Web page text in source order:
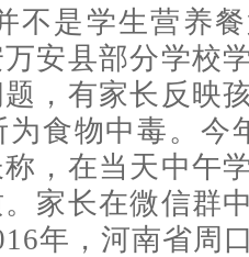
不是学生营养
安县部分学校
，有家长反映
食物中毒。今
，在当天中午
家长在微信群
年，河南省周